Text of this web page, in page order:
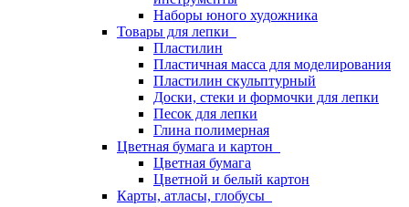
Наборы юного художника
Товары для лепки
Пластилин
Пластичная масса для моделирования
Пластилин скульптурный
Доски, стеки и формочки для лепки
Песок для лепки
Глина полимерная
Цветная бумага и картон
Цветная бумага
Цветной и белый картон
Карты, атласы, глобусы